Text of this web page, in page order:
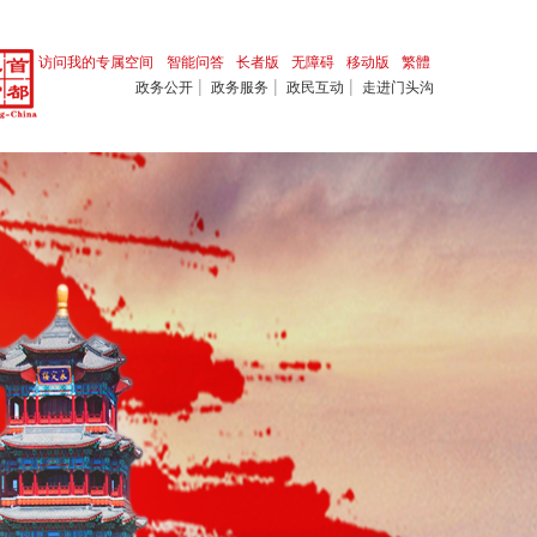
繁體
移动版
无障碍
长者版
智能问答
访问我的专属空间
政务公开 | 政务服务 | 政民互动 | 走进门头沟